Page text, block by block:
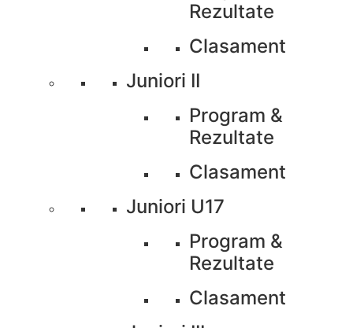
Rezultate
Clasament
Juniori II
Program &
Rezultate
Clasament
Juniori U17
Program &
Rezultate
Clasament